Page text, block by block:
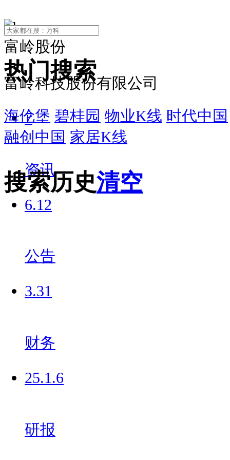
热门搜索
海伦堡 碧桂园 物业K线 时代中国
融创中国 家居K线
搜索历史清空
富岭股份
富岭科技股份有限公司
7
资讯
6.12
公告
3.31
财务
25.1.6
研报